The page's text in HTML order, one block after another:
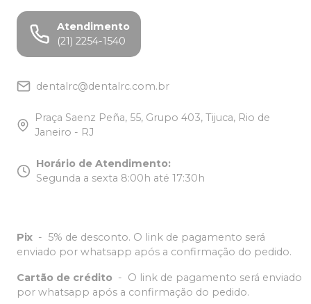
Atendimento
(21) 2254-1540
dentalrc@dentalrc.com.br
Praça Saenz Peña, 55, Grupo 403, Tijuca, Rio de
Janeiro - RJ
Horário de Atendimento:
Segunda a sexta 8:00h até 17:30h
Pix - 5% de desconto. O link de pagamento será
enviado por whatsapp após a confirmação do pedido.
Cartão de crédito - O link de pagamento será enviado
por whatsapp após a confirmação do pedido.